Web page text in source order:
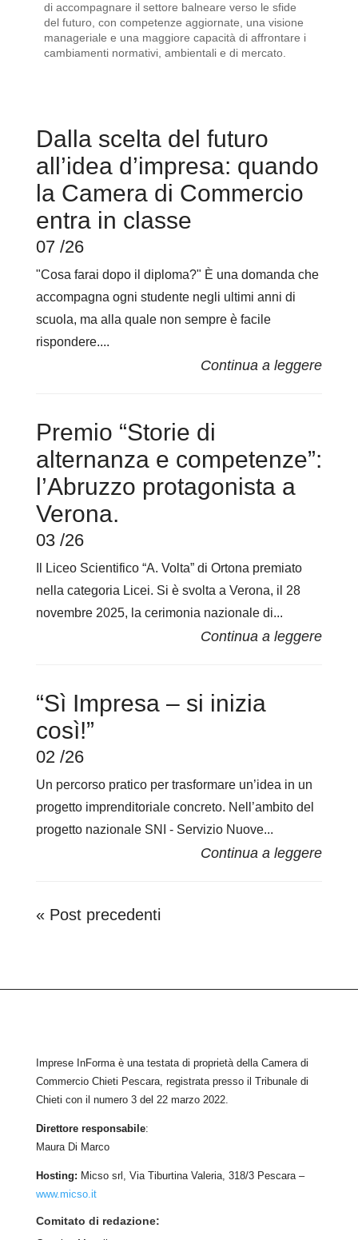
di accompagnare il settore balneare verso le sfide
del futuro, con competenze aggiornate, una visione
manageriale e una maggiore capacità di affrontare i
cambiamenti normativi, ambientali e di mercato.
Dalla scelta del futuro
all’idea d’impresa: quando
la Camera di Commercio
entra in classe
07 /26
"Cosa farai dopo il diploma?" È una domanda che
accompagna ogni studente negli ultimi anni di
scuola, ma alla quale non sempre è facile
rispondere....
Premio “Storie di
alternanza e competenze”:
l’Abruzzo protagonista a
Verona.
03 /26
Il Liceo Scientifico “A. Volta” di Ortona premiato
nella categoria Licei. Si è svolta a Verona, il 28
novembre 2025, la cerimonia nazionale di...
“Sì Impresa – si inizia
così!”
02 /26
Un percorso pratico per trasformare un’idea in un
progetto imprenditoriale concreto. Nell’ambito del
progetto nazionale SNI - Servizio Nuove...
« Post precedenti
Imprese InForma è una testata di proprietà della Camera di
Commercio Chieti Pescara, registrata presso il Tribunale di
Chieti con il numero 3del 22 marzo 2022.
Direttore responsabile:
Maura Di Marco
Hosting: Micso srl, Via Tiburtina Valeria, 318/3 Pescara –
www.micso.it
Comitato di redazione: